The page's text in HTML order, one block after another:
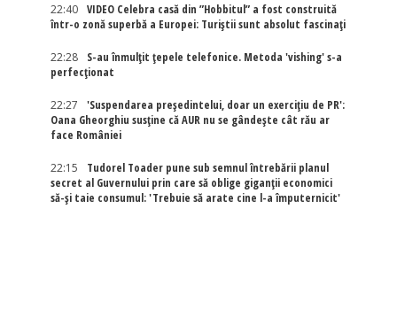
22:40
VIDEO Celebra casă din ”Hobbitul” a fost construită
într-o zonă superbă a Europei: Turiștii sunt absolut fascinați
22:28
S-au înmulțit țepele telefonice. Metoda 'vishing' s-a
perfecționat
22:27
'Suspendarea președintelui, doar un exercițiu de PR':
Oana Gheorghiu susține că AUR nu se gândește cât rău ar
face României
22:15
Tudorel Toader pune sub semnul întrebării planul
secret al Guvernului prin care să oblige giganții economici
să-și taie consumul: 'Trebuie să arate cine l-a împuternicit'